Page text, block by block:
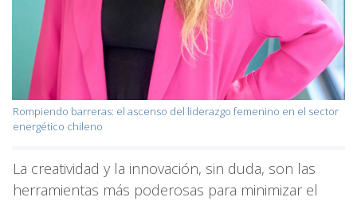
Rompiendo barreras: el ascenso del liderazgo femenino en el sector
energético chileno
La creatividad y la innovación, sin duda, son las
herramientas más poderosas para minimizar el